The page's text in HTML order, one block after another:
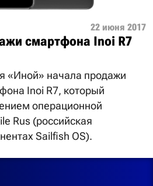
22 июня 2017
смартфона Inoi R7
«Иной» начала продажи
Inoi R7, который
операционной
Rus (российская
Sailfish OS).